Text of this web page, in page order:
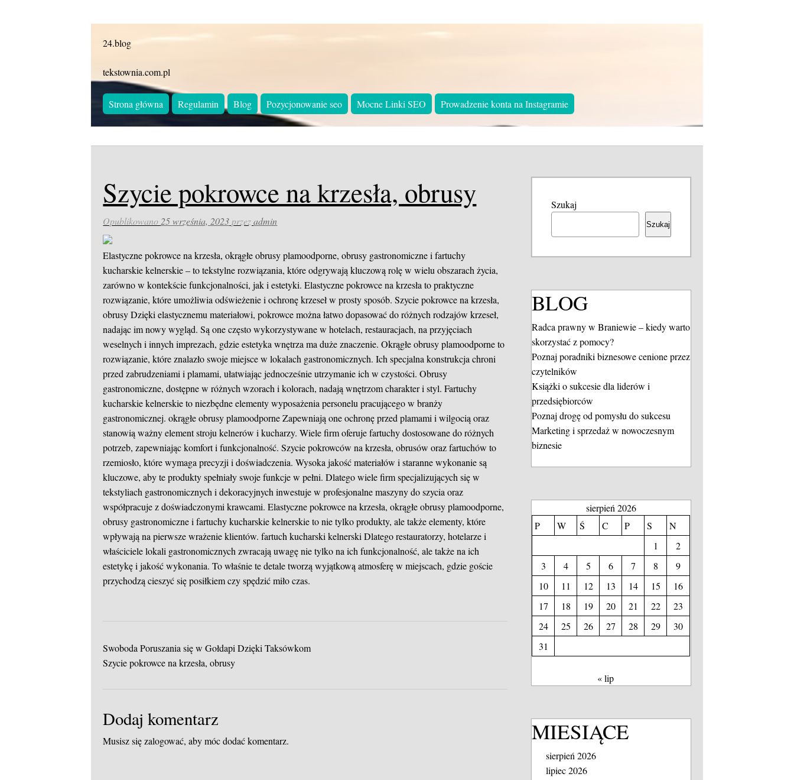
24.blog
tekstownia.com.pl
Strona główna Regulamin Blog Pozycjonowanie seo Mocne Linki SEO Prowadzenie konta na Instagramie
Szycie pokrowce na krzesła, obrusy
Opublikowano 25 września, 2023 przezadmin
Elastyczne pokrowce na krzesła, okrągłe obrusy plamoodporne, obrusy gastronomiczne i fartuchy
kucharskie kelnerskie – to tekstylne rozwiązania, które odgrywają kluczową rolę w wielu obszarach życia,
zarówno w kontekście funkcjonalności, jak i estetyki. Elastyczne pokrowce na krzesła to praktyczne
rozwiązanie, które umożliwia odświeżenie i ochronę krzeseł w prosty sposób.Szycie pokrowce na krzesła,
obrusyDzięki elastycznemu materiałowi, pokrowce można łatwo dopasować do różnych rodzajów krzeseł,
nadając im nowy wygląd. Są one często wykorzystywane w hotelach, restauracjach, na przyjęciach
weselnych i innych imprezach, gdzie estetyka wnętrza ma duże znaczenie. Okrągłe obrusy plamoodporne to
rozwiązanie, które znalazło swoje miejsce w lokalach gastronomicznych. Ich specjalna konstrukcja chroni
przed zabrudzeniami i plamami, ułatwiając jednocześnie utrzymanie ich w czystości. Obrusy
gastronomiczne, dostępne w różnych wzorach i kolorach, nadają wnętrzom charakter i styl. Fartuchy
kucharskie kelnerskie to niezbędne elementy wyposażenia personelu pracującego w branży
gastronomicznej.okrągłe obrusy plamoodporneZapewniają one ochronę przed plamami i wilgocią oraz
stanowią ważny element stroju kelnerów i kucharzy. Wiele firm oferuje fartuchy dostosowane do różnych
potrzeb, zapewniając komfort i funkcjonalność. Szycie pokrowców na krzesła, obrusów oraz fartuchów to
rzemiosło, które wymaga precyzji i doświadczenia. Wysoka jakość materiałów i staranne wykonanie są
kluczowe, aby te produkty spełniały swoje funkcje w pełni. Dlatego wiele firm specjalizujących się w
tekstyliach gastronomicznych i dekoracyjnych inwestuje w profesjonalne maszyny do szycia oraz
współpracuje z doświadczonymi krawcami. Elastyczne pokrowce na krzesła, okrągłe obrusy plamoodporne,
obrusy gastronomiczne i fartuchy kucharskie kelnerskie to nie tylko produkty, ale także elementy, które
wpływają na pierwsze wrażenie klientów.fartuch kucharski kelnerski Dlatego restauratorzy, hotelarze i
właściciele lokali gastronomicznych zwracają uwagę nie tylko na ich funkcjonalność, ale także na ich
estetykę i jakość wykonania. To właśnie te detale tworzą wyjątkową atmosferę w miejscach, gdzie goście
przychodzą cieszyć się posiłkiem czy spędzić miło czas.
Swoboda Poruszania się w Gołdapi Dzięki Taksówkom
Szycie pokrowce na krzesła, obrusy
Dodaj komentarz
Musisz sięzalogować, aby móc dodać komentarz.
Szukaj
Szukaj
BLOG
Radca prawny w Braniewie – kiedy warto
skorzystać z pomocy?
Poznaj poradniki biznesowe cenione przez
czytelników
Książki o sukcesie dla liderów i
przedsiębiorców
Poznaj drogę od pomysłu do sukcesu
Marketing i sprzedaż w nowoczesnym
biznesie
sierpień 2026
P
W Ś C P S
N
1
2
3
4 5 6 7 8
9
10
11 12 13 14 15
16
17
18 19 20 21 22
23
24
25 26 27 28 29
30
31
« lip
MIESIĄCE
sierpień 2026
lipiec 2026